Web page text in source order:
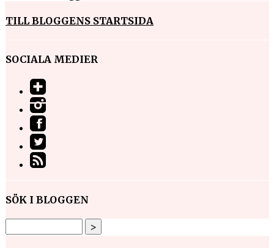
TILL BLOGGENS STARTSIDA
SOCIALA MEDIER
SÖK I BLOGGEN